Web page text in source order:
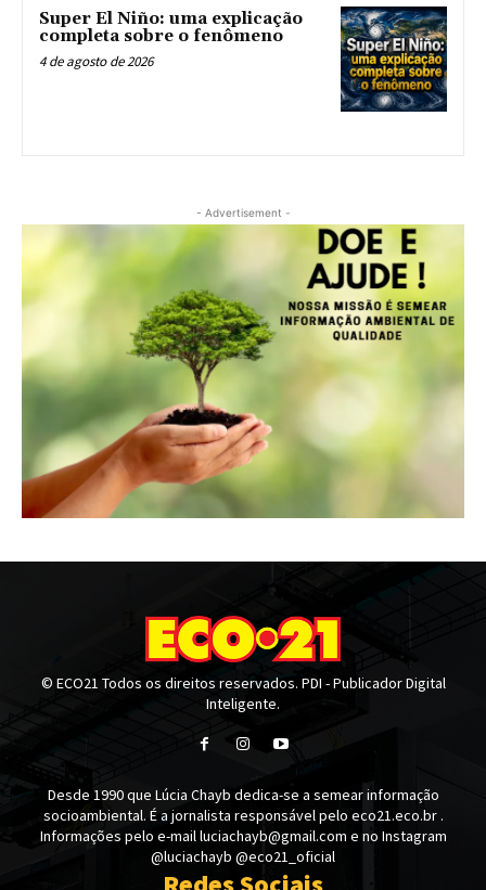
Super El Niño: uma explicação
completa sobre o fenômeno
4 de agosto de 2026
- Advertisement -
© ECO21 Todos os direitos reservados. PDI - Publicador Digital
Inteligente.
Desde 1990 que Lúcia Chayb dedica-se a semear informação
socioambiental. É a jornalista responsável pelo eco21.eco.br .
Informações pelo e-mail luciachayb@gmail.com e no Instagram
@luciachayb @eco21_oficial